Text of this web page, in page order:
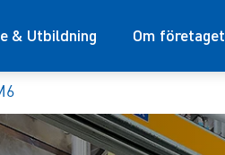
& Utbildning Om företaget